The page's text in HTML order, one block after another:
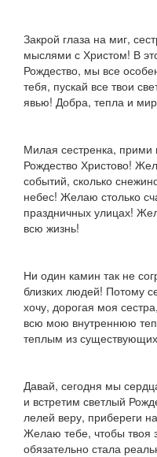
Закрой глаза на миг,
мыслями с Христом! В
Рождество, мы все
тебя, пускай все твои
явью! Добра, тепла и
Милая сестренка, прими
Рождество Христово!
событий, сколько
небес! Желаю столько
праздничных улицах!
всю жизнь!
Ни один камин так не
близких людей! Потому
хочу, дорогая моя
всю мою внутреннюю
теплым из
Давай, сегодня мы
и встретим светлый
лелей веру, прибереги
Желаю тебе, чтобы твоя
обязательно стала